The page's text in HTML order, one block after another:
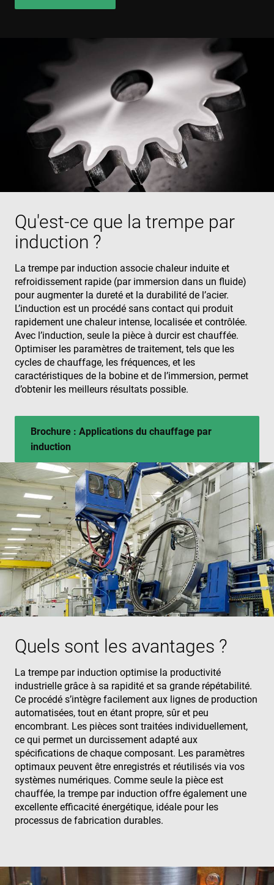
Qu'est-ce que la trempe par
induction ?
La trempe par induction associe chaleur induite et
refroidissement rapide (par immersion dans un fluide)
pour augmenter la dureté et la durabilité de l’acier.
L’induction est un procédé sans contact qui produit
rapidement une chaleur intense, localisée et contrôlée.
Avec l’induction, seule la pièce à durcir est chauffée.
Optimiser les paramètres de traitement, tels que les
cycles de chauffage, les fréquences, et les
caractéristiques de la bobine et de l’immersion, permet
d’obtenir les meilleurs résultats possible.
Brochure : Applications du chauffage par
induction
Quels sont les avantages ?
La trempe par induction optimise la productivité
industrielle grâce à sa rapidité et sa grande répétabilité.
Ce procédé s’intègre facilement aux lignes de production
automatisées, tout en étant propre, sûr et peu
encombrant. Les pièces sont traitées individuellement,
ce qui permet un durcissement adapté aux
spécifications de chaque composant. Les paramètres
optimaux peuvent être enregistrés et réutilisés via vos
systèmes numériques. Comme seule la pièce est
chauffée, la trempe par induction offre également une
excellente efficacité énergétique, idéale pour les
processus de fabrication durables.